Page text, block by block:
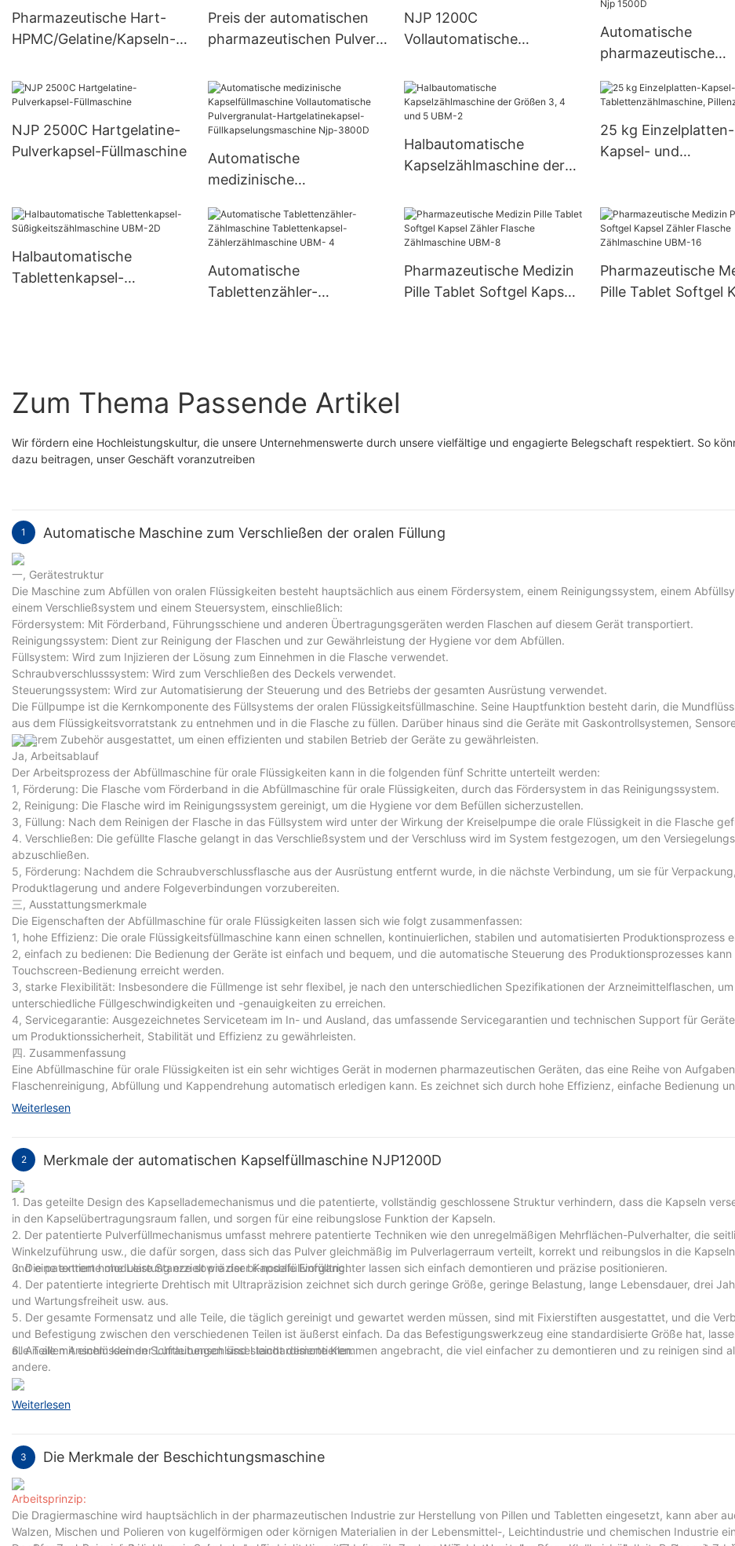
Mixer Maschine
Pharmazeutische Hart-
HPMC/Gelatine/Kapseln-
Preis der automatischen
pharmazeutischen Pulver-
Njp 800C
NJP 1200C
Vollautomatische
pharmazeutisches Pulver
Automatische
pharmazeutische
Pellet, Pille, leere
Füllmaschine Njp
NJP 2500C Hartgelatine-
Pulverkapsel-Füllmaschine
Automatische
medizinische
Vollautomatische
Pulvergranulat-
Hartgelatinekapsel-
Füllkapselungsmaschine
Halbautomatische
Kapselzählmaschine der
25 kg Einzelplatten-
Kapsel- und
Halbautomatische
Tablettenkapsel-
Automatische
Tablettenzähler-
Pharmazeutische Medizin
Pille Tablet Softgel Kapsel
Pharmazeutische
Pille Tablet Softgel
Zum Thema Passende Artikel
Wir fördern eine Hochleistungskultur, die unsere Unternehmenswerte durch unsere vielfältige und engagierte Belegschaft respektiert. So
dazu beitragen, unser Geschäft voranzutreiben
1 Automatische Maschine zum Verschließen der oralen Füllung
一, Gerätestruktur
Die Maschine zum Abfüllen von oralen Flüssigkeiten besteht hauptsächlich aus einem Fördersystem, einem Reinigungssystem, einem
einem Verschließsystem und einem Steuersystem, einschließlich:
Fördersystem: Mit Förderband, Führungsschiene und anderen Übertragungsgeräten werden Flaschen auf diesem Gerät transportiert.
Reinigungssystem: Dient zur Reinigung der Flaschen und zur Gewährleistung der Hygiene vor dem Abfüllen.
Füllsystem: Wird zum Injizieren der Lösung zum Einnehmen in die Flasche verwendet.
Schraubverschlusssystem: Wird zum Verschließen des Deckels verwendet.
Steuerungssystem: Wird zur Automatisierung der Steuerung und des Betriebs der gesamten Ausrüstung verwendet.
Die Füllpumpe ist die Kernkomponente des Füllsystems der oralen Flüssigkeitsfüllmaschine. Seine Hauptfunktion besteht darin, die
aus dem Flüssigkeitsvorratstank zu entnehmen und in die Flasche zu füllen. Darüber hinaus sind die Geräte mit Gaskontrollsystemen,
anderem Zubehör ausgestattet, um einen effizienten und stabilen Betrieb der Geräte zu gewährleisten.
Ja, Arbeitsablauf
Der Arbeitsprozess der Abfüllmaschine für orale Flüssigkeiten kann in die folgenden fünf Schritte unterteilt werden:
1, Förderung: Die Flasche vom Förderband in die Abfüllmaschine für orale Flüssigkeiten, durch das Fördersystem in das Reinigungssystem.
2, Reinigung: Die Flasche wird im Reinigungssystem gereinigt, um die Hygiene vor dem Befüllen sicherzustellen.
3, Füllung: Nach dem Reinigen der Flasche in das Füllsystem wird unter der Wirkung der Kreiselpumpe die orale Flüssigkeit in die Flasche
4. Verschließen: Die gefüllte Flasche gelangt in das Verschließsystem und der Verschluss wird im System festgezogen, um den
abzuschließen.
5, Förderung: Nachdem die Schraubverschlussflasche aus der Ausrüstung entfernt wurde, in die nächste Verbindung, um sie für
Produktlagerung und andere Folgeverbindungen vorzubereiten.
三, Ausstattungsmerkmale
Die Eigenschaften der Abfüllmaschine für orale Flüssigkeiten lassen sich wie folgt zusammenfassen:
1, hohe Effizienz: Die orale Flüssigkeitsfüllmaschine kann einen schnellen, kontinuierlichen, stabilen und automatisierten Produktionsprozess
2, einfach zu bedienen: Die Bedienung der Geräte ist einfach und bequem, und die automatische Steuerung des Produktionsprozesses
Touchscreen-Bedienung erreicht werden.
3, starke Flexibilität: Insbesondere die Füllmenge ist sehr flexibel, je nach den unterschiedlichen Spezifikationen der Arzneimittelflaschen, um
unterschiedliche Füllgeschwindigkeiten und -genauigkeiten zu erreichen.
4, Servicegarantie: Ausgezeichnetes Serviceteam im In- und Ausland, das umfassende Servicegarantien und technischen Support für
um Produktionssicherheit, Stabilität und Effizienz zu gewährleisten.
四. Zusammenfassung
Eine Abfüllmaschine für orale Flüssigkeiten ist ein sehr wichtiges Gerät in modernen pharmazeutischen Geräten, das eine Reihe von
Flaschenreinigung, Abfüllung und Kappendrehung automatisch erledigen kann. Es zeichnet sich durch hohe Effizienz, einfache Bedienung
Flexibilität aus, was nicht nur die Produktionseffizienz verbessert, sondern auch die Produktionskosten effektiv senkt. Gleichzeitig bietet das
Weiterlesen
2 Merkmale der automatischen Kapselfüllmaschine NJP1200D
1. Das geteilte Design des Kapsellademechanismus und die patentierte, vollständig geschlossene Struktur verhindern, dass die Kapseln
in den Kapselübertragungsraum fallen, und sorgen für eine reibungslose Funktion der Kapseln.
2. Der patentierte Pulverfüllmechanismus umfasst mehrere patentierte Techniken wie den unregelmäßigen Mehrflächen-Pulverhalter, die
Winkelzuführung usw., die dafür sorgen, dass sich das Pulver gleichmäßig im Pulverlagerraum verteilt, korrekt und reibungslos in die
und eine extrem hohe Leistung erzielt präziser Kapselfüllvorgang.
3. Die patentierte modulare Stanze sowie der bi-nodale Einfülltrichter lassen sich einfach demontieren und präzise positionieren.
4. Der patentierte integrierte Drehtisch mit Ultrapräzision zeichnet sich durch geringe Größe, geringe Belastung, lange Lebensdauer, drei
und Wartungsfreiheit usw. aus.
5. Der gesamte Formensatz und alle Teile, die täglich gereinigt und gewartet werden müssen, sind mit Fixierstiften ausgestattet, und die
und Befestigung zwischen den verschiedenen Teilen ist äußerst einfach. Da das Befestigungswerkzeug eine standardisierte Größe hat,
alle Teile mit einem kleinen Schraubenschlüssel leicht demontieren.
6. An allen Anschlüssen der Luftleitungen sind standardisierte Klemmen angebracht, die viel einfacher zu demontieren und zu reinigen sind
andere.
Weiterlesen
3 Die Merkmale der Beschichtungsmaschine
Arbeitsprinzip:
Die Dragiermaschine wird hauptsächlich in der pharmazeutischen Industrie zur Herstellung von Pillen und Tabletten eingesetzt, kann aber
Walzen, Mischen und Polieren von kugelförmigen oder körnigen Materialien in der Lebensmittel-, Leichtindustrie und chemischen Industrie